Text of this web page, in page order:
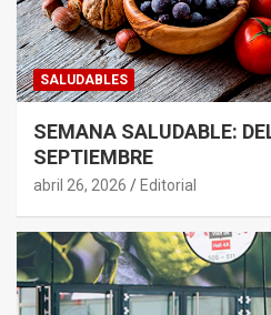
SALUDABLES
SEMANA SALUDABLE:
SEPTIEMBRE
abril 26, 2026 Editorial